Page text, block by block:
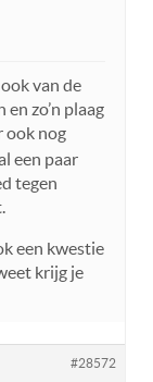
van de
zo’n plaag
ook nog
een paar
tegen
een kwestie
krijg je
#28572